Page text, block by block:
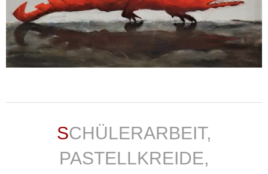
SCHÜLERARBEIT,
PASTELLKREIDE,